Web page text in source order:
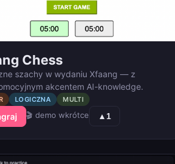
Chess
szachy w wydaniu Xfaang — z
akcentem AI-knowledge.
LOGICZNA MULTI
🎬 demo wkrótce ▲1